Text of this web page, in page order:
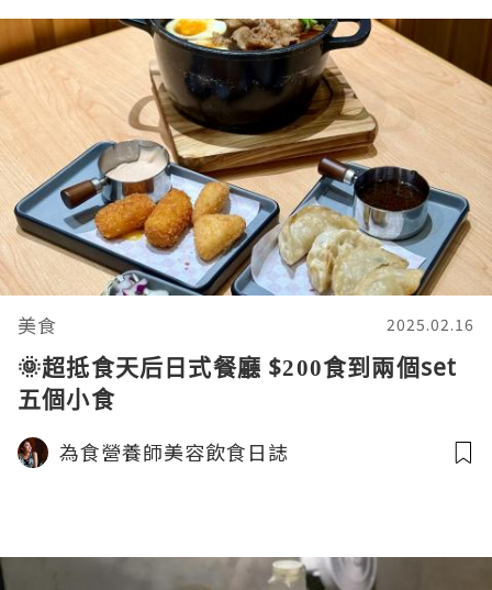
美食 2025.02.16
🌞超抵食天后日式餐廳 $200食到兩個set
五個小食
為食營養師美容飲食日誌